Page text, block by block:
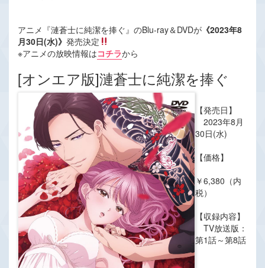
アニメ『漣蒼士に純潔を捧ぐ』のBlu-ray＆DVDが 《2023年8
月30日(水)》 発売決定
※アニメの放映情報はコチラから
[オンエア版]漣蒼士に純潔を捧ぐ
【発売日】
2023年8月
30日(水)
【価格】
￥6,380（内
税）
【収録内容】
TV放送版：
第1話～第8話